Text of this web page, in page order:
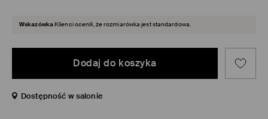
Wskazówka Klienci ocenili, że rozmiarówka jest standardowa.
Dodaj do koszyka
Dostępność w salonie